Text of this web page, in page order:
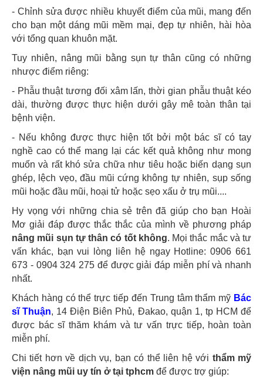
- Chỉnh sửa được nhiều khuyết điểm của mũi, mang đến
cho bạn một dáng mũi mềm mại, đẹp tự nhiên, hài hòa
với tổng quan khuôn mặt.
Tuy nhiên, nâng mũi bằng sụn tự thân cũng có những
nhược điểm riêng:
- Phẫu thuật tương đối xâm lấn, thời gian phẫu thuật kéo
dài, thường được thực hiện dưới gây mê toàn thân tại
bệnh viện.
- Nếu không được thực hiện tốt bởi một bác sĩ có tay
nghề cao có thể mang lại các kết quả không như mong
muốn và rất khó sửa chữa như tiêu hoặc biến dạng sụn
ghép, lệch vẹo, đầu mũi cứng không tự nhiên, sụp sống
mũi hoặc đầu mũi, hoại tử hoặc sẹo xấu ở trụ mũi....
Hy vọng với những chia sẻ trên đã giúp cho bạn Hoài
Mơ giải đáp được thắc thắc của mình về phương pháp
nâng mũi sụn tự thân có tốt không. Mọi thắc mắc và tư
vấn khác, bạn vui lòng liên hệ ngay Hotline: 0906 661
673 - 0904 324 275 để được giải đáp miễn phí và nhanh
nhất.
Khách hàng có thể trực tiếp đến Trung tâm thẩm mỹ Bác
sĩ Thuận, 14 Điện Biên Phủ, Đakao, quận 1, tp HCM để
được bác sĩ thăm khám và tư vấn trực tiếp, hoàn toàn
miễn phí.
Chi tiết hơn về dịch vụ, bạn có thể liên hệ với thẩm mỹ
viện nâng mũi uy tín ở tại tphcm để được trợ giúp: